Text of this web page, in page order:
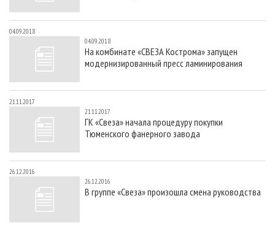
04.09.2018
04.09.2018
На комбинате «СВЕЗА Кострома» запущен
модернизированный пресс ламинирования
21.11.2017
21.11.2017
ГК «Свеза» начала процедуру покупки
Тюменского фанерного завода
26.12.2016
26.12.2016
В группе «Свеза» произошла смена руководства